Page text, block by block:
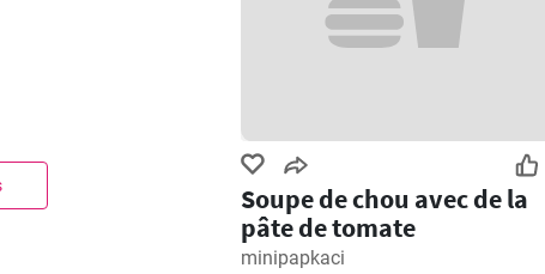
Soupe de chou avec de la
pâte de tomate
minipapkaci